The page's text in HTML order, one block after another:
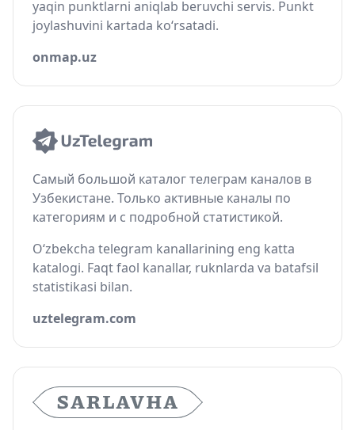
yaqin punktlarni aniqlab beruvchi servis. Punkt
joylashuvini kartada ko‘rsatadi.
onmap.uz
Самый большой каталог телеграм каналов в
Узбекистане. Только активные каналы по
категориям и с подробной статистикой.
O‘zbekcha telegram kanallarining eng katta
katalogi. Faqt faol kanallar, ruknlarda va batafsil
statistikasi bilan.
uztelegram.com